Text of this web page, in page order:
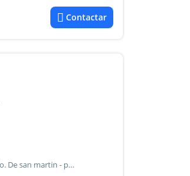
Contactar
Galpon de 1600 m2 de superficie cubierta - zona industrial predominante del pdo. De san martin - proximo a av. Constituyentes - muy buenos accesos salida a dos calles - playa - estacionamiento para seis autos - 180 m2 de oficinas , depachos , sala de reuniones, comedor de personal - vestuarios - baños para oficinas - todos los servicios instalados - instalación contra incendios con tanque de reswerva de 30.000 ls. De capacidad - aire acondicionado individual en oficinas - muy buen estado - alquiler $ 10.000.000.- + Iva - actualiza cada tres meses por ipc. - Presentar garantias a satisfaccion